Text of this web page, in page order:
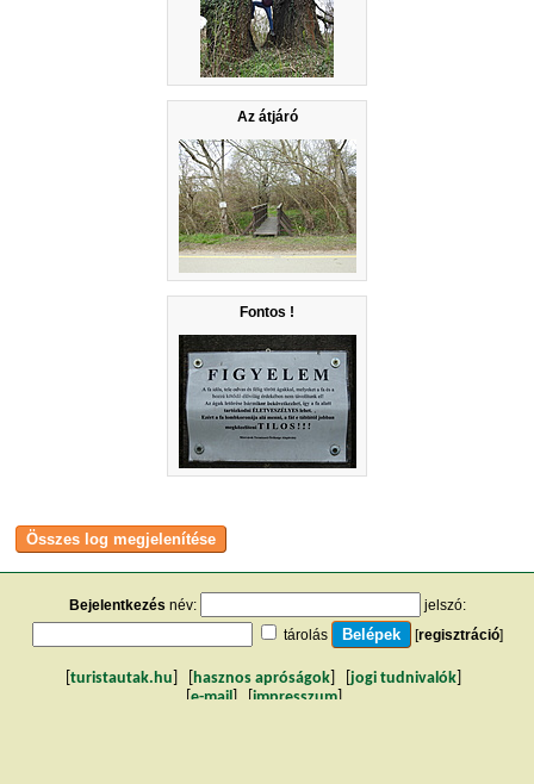
Az átjáró
Fontos !
Bejelentkezés név:
jelszó:
tárolás
[regisztráció]
turistautak.hu hasznos apróságok jogi tudnivalók
[e-mail] [impresszum]